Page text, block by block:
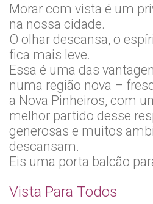
Morar com vista é um
na nossa cidade.
O olhar descansa, o
fica mais leve.
Essa é uma das
numa região nova –
a Nova Pinheiros, com
melhor partido desse
generosas e muitos
descansam.
Eis uma porta balcão
Vista Para Todos